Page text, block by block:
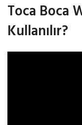
Toca Boca
Kullanılır?